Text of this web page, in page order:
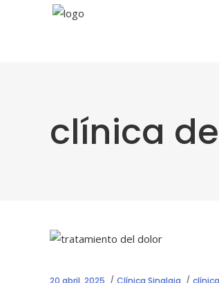
clínica
20 abril, 2025 Clínica Sinalgia